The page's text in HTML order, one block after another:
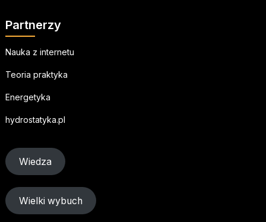
Partnerzy
Nauka z internetu
Teoria praktyka
Energetyka
hydrostatyka.pl
Wiedza
Wielki wybuch